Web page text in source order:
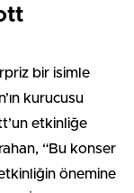
bir isimle
kurucusu
etkinliğe
“Bu konser
önemine